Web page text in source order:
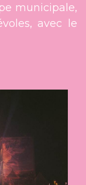
municipale,
avec le